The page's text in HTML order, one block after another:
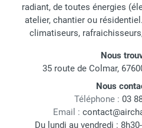
radiant, de toutes énergies
atelier, chantier ou
climatiseurs,
Nous
35 route de Colmar,
Nous
Téléphone : 03
Email :
Du lundi au vendredi :